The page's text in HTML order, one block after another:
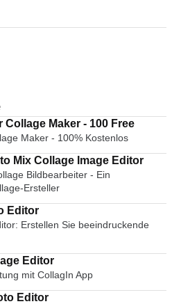
PicsArt Photo Editor Collage Maker - 100 Free
Maker - 100% Kostenlos
Mix Collage Image Editor
Bildbearbeiter - Ein
Ersteller
Photo Editor
Erstellen Sie beeindruckende
Editor
mit CollagIn App
Editor